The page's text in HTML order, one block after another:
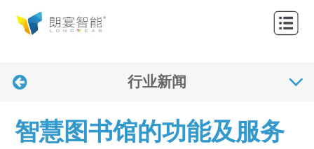
行业新闻
智慧图书馆的功能及服务